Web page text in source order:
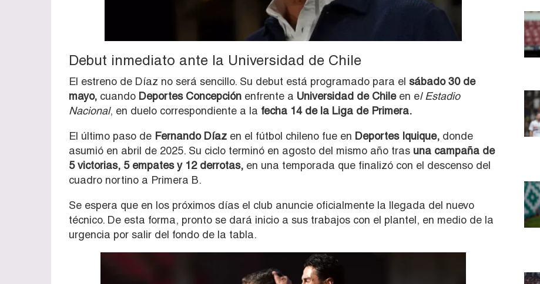
Debut inmediato ante la Universidad de Chile
El estreno de Díaz no será sencillo. Su debut está programado para el sábado 30 de
mayo, cuando Deportes Concepción enfrente a Universidad de Chileen el Estadio
Nacional, en duelo correspondiente a la fecha 14 de la Liga de Primera.
El último paso de Fernando Díaz en el fútbol chileno fue en Deportes Iquique, donde
asumió en abril de 2025. Su ciclo terminó en agosto del mismo año tras una campaña de
5 victorias, 5 empates y 12 derrotas, en una temporada que finalizó con el descenso del
cuadro nortino a Primera B.
Se espera que en los próximos días el club anuncie oficialmente la llegada del nuevo
técnico. De esta forma, pronto se dará inicio a sus trabajos con el plantel, en medio de la
urgencia por salir del fondo de la tabla.